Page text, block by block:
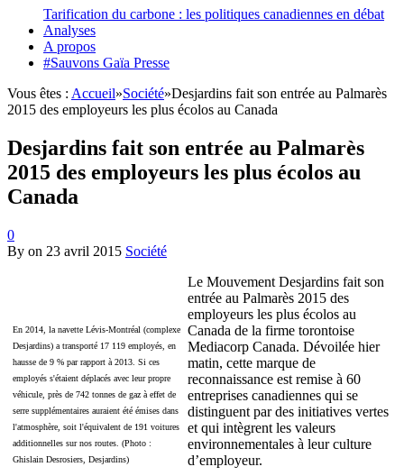
Tarification du carbone : les politiques canadiennes en débat
Analyses
A propos
#Sauvons Gaïa Presse
Vous êtes : Accueil»Société»Desjardins fait son entrée au Palmarès
2015 des employeurs les plus écolos au Canada
Desjardins fait son entrée au Palmarès
2015 des employeurs les plus écolos au
Canada
0
By on 23 avril 2015 Société
En 2014, la navette Lévis-Montréal (complexe
Desjardins) a transporté 17 119 employés, en
hausse de 9 % par rapport à 2013. Si ces
employés s'étaient déplacés avec leur propre
véhicule, près de 742 tonnes de gaz à effet de
serre supplémentaires auraient été émises dans
l'atmosphère, soit l'équivalent de 191 voitures
additionnelles sur nos routes. (Photo :
Ghislain Desrosiers, Desjardins)
Le Mouvement Desjardins fait son
entrée au Palmarès 2015 des
employeurs les plus écolos au
Canada de la firme torontoise
Mediacorp Canada. Dévoilée hier
matin, cette marque de
reconnaissance est remise à 60
entreprises canadiennes qui se
distinguent par des initiatives vertes
et qui intègrent les valeurs
environnementales à leur culture
d’employeur.